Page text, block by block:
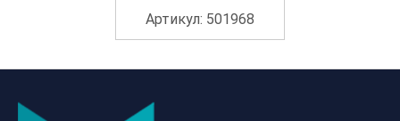
Артикул: 501968